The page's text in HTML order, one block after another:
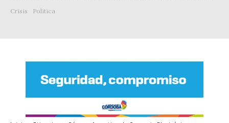
Crisis
Politica